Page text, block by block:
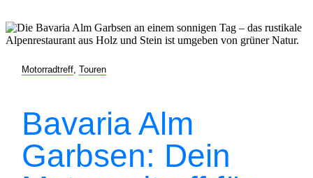
Motorradtreff Touren
Bavaria Alm
Garbsen: Dein